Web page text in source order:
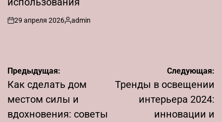
on
29 апреля 2026
Запись
admin
Навигация
по
записям
Предыдущая:
Как сделать дом
местом силы и
вдохновения: советы
Следующая:
Тренды в освещении
интерьера 2024:
инновации и